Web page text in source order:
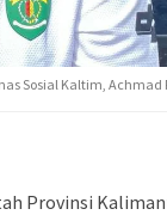
Sosial Kaltim,
Provinsi